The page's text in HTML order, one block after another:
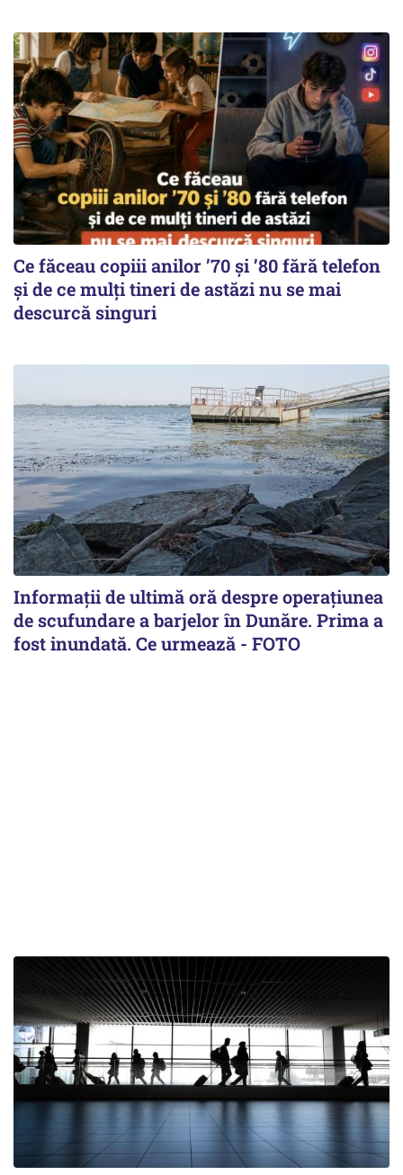
Ce făceau copiii anilor ’70 și ’80 fără telefon
și de ce mulți tineri de astăzi nu se mai
descurcă singuri
Informații de ultimă oră despre operațiunea
de scufundare a barjelor în Dunăre. Prima a
fost inundată. Ce urmează - FOTO